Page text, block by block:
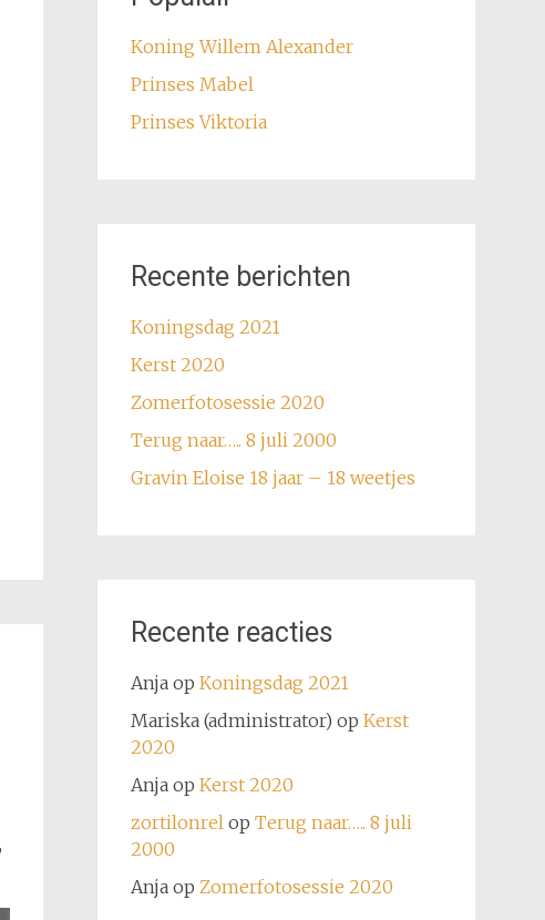
Koning Willem Alexander
Prinses Mabel
Prinses Viktoria
Recente berichten
Koningsdag 2021
Kerst 2020
Zomerfotosessie 2020
Terug naar….. 8 juli 2000
Gravin Eloise 18 jaar – 18 weetjes
Recente reacties
Anjaop Koningsdag 2021
Mariska (administrator) op Kerst
2020
Anjaop Kerst 2020
zortilonrelop Terug naar….. 8 juli
2000
Anjaop Zomerfotosessie 2020